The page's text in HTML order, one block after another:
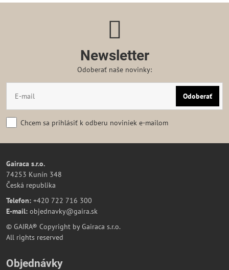
Newsletter
Odoberať naše novinky:
Odoberať
Chcem sa prihlásiť k odberu noviniek e-mailom
Gairaca s.r.o.
74253 Kunín 348
Česká republika
Telefon: +420 722 716 300
E-mail: objednavky@gaira.sk
© GAIRA® Copyright by Gairaca s.r.o.
All rights reserved
Objednávky